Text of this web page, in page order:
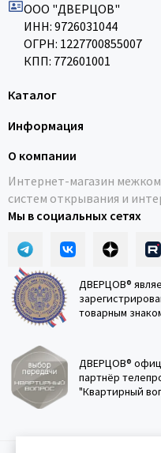
ООО "ДВЕРЦОВ"
ИНН: 9726031044
ОГРН: 1227700855007
КПП: 772601001
Каталог
Информация
О компании
Интернет-магазин
систем открывания и
Мы в социальных сетях
ДВЕРЦОВ®
товарным
ДВЕРЦОВ®
партнёр
"Квартирный